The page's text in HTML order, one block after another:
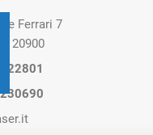
Ferrari 7
20900